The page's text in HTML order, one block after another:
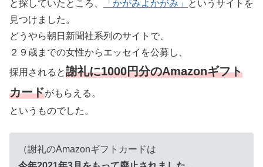
と探していたところ、
「かがみよかがみ」
というサイトを
見つけました。
どうやら朝日新聞社系列のサイトで、
２９歳までの女性からエッセイを公募し、
採用されると謝礼に1000円分のAmazonギフト
カードがもらえる。
というものでした。
（謝礼のAmazonギフトカードは